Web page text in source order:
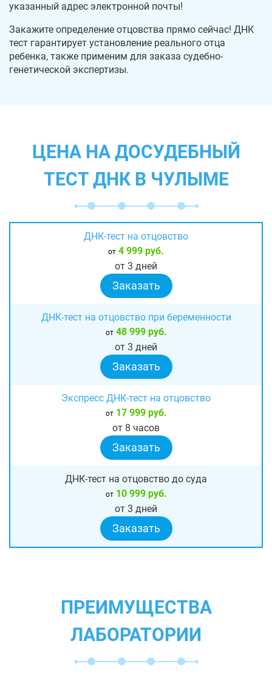
указанный адрес электронной почты!
Закажите определение отцовства прямо сейчас! ДНК
тест гарантирует установление реального отца
ребенка, также применим для заказа судебно-
генетической экспертизы.
ЦЕНА НА ДОСУДЕБНЫЙ
ТЕСТ ДНК В ЧУЛЫМЕ
ДНК-тест на отцовство
от 4 999 руб.
от 3 дней
Заказать
ДНК-тест на отцовство при беременности
от48 999 руб.
от 3 дней
Заказать
Экспресс ДНК-тест на отцовство
от17 999 руб.
от 8 часов
Заказать
ДНК-тест на отцовство до суда
от10 999 руб.
от 3 дней
Заказать
ПРЕИМУЩЕСТВА
ЛАБОРАТОРИИ